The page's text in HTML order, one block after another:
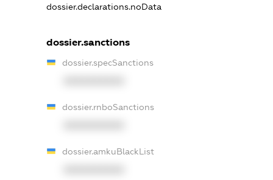
dossier.declarations.noData
dossier.sanctions
dossier.specSanctions
dossier.rnboSanctions
dossier.amkuBlackList